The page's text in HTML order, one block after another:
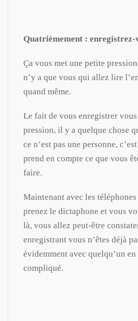
Quatrièmement : enregistrez-
Ça vous met une petite
n’y a que vous qui allez lire
quand même.
Le fait de vous enregistrer
pression, il y a quelque chose
ce n’est pas une personne,
prend en compte ce que vous
faire.
Maintenant avec les
prenez le dictaphone et vous
là, vous allez peut-être
enregistrant vous n’êtes déjà
évidemment avec quelqu’un en
compliqué.